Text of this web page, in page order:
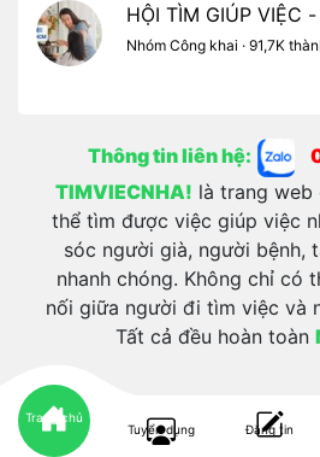
Trang chủ
Tuyển dụng
Đăng tin
HỘI TÌM GIÚP VIỆC
Nhóm Công khai · 91,7K
Thông tin liên hệ:
TIMVIECNHA! là trang
thể tìm được việc giúp việc
sóc người già, người bệnh,
nhanh chóng. Không chỉ có
nối giữa người đi tìm việc và
Tất cả đều hoàn toàn